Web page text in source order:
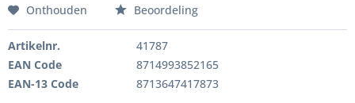
Onthouden Beoordeling
Artikelnr.
41787
EAN Code
8714993852165
EAN-13 Code
8713647417873